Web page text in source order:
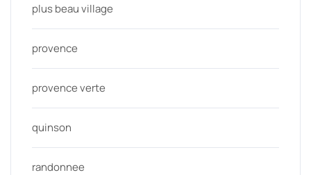
plus beau village
provence
provence verte
quinson
randonnee